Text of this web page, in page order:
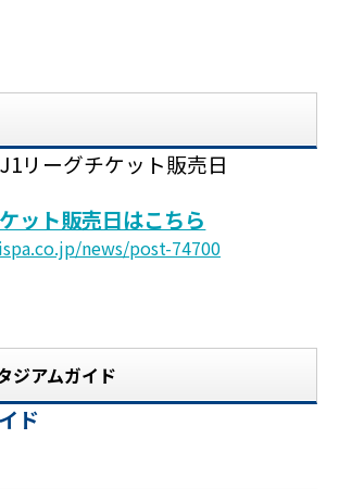
リーグチケット販売日
ット販売日はこちら
news/post-74700
ジアムガイド
ド